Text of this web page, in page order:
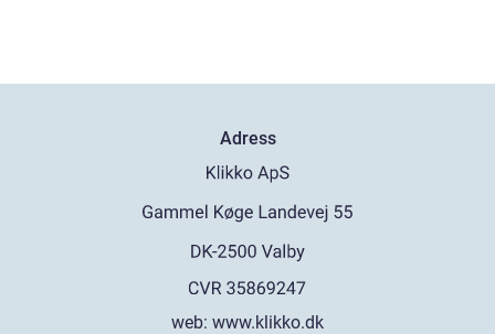
Adress
web: www.klikko.dk